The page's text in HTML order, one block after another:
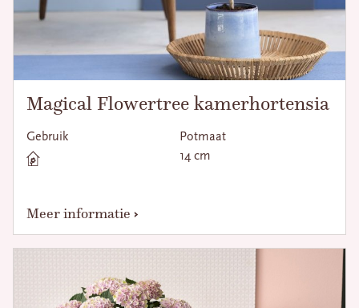
Magical Flowertree kamerhortensia
Gebruik
Potmaat
14 cm
Meer informatie